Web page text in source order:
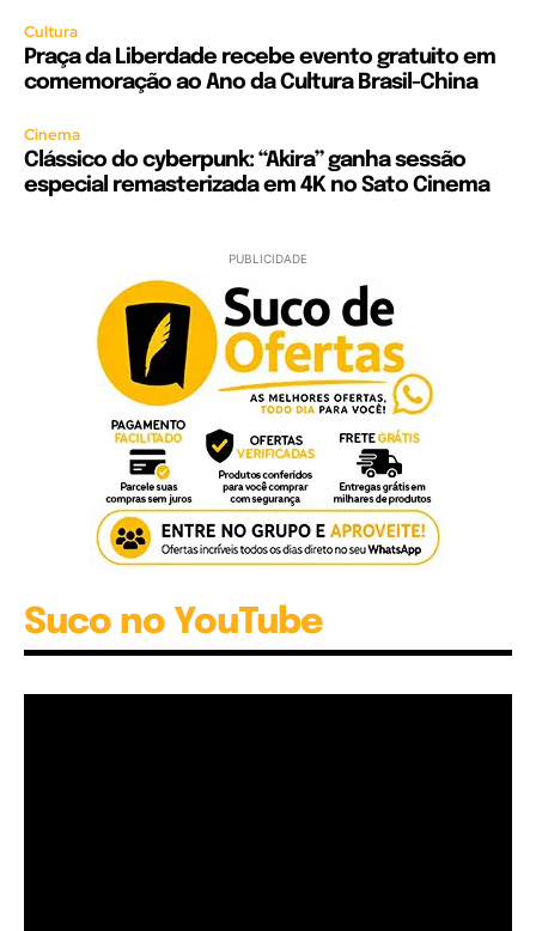
Cultura
Praça da Liberdade recebe evento gratuito em
comemoração ao Ano da Cultura Brasil-China
Cinema
Clássico do cyberpunk: “Akira” ganha sessão
especial remasterizada em 4K no Sato Cinema
PUBLICIDADE
Suco no YouTube